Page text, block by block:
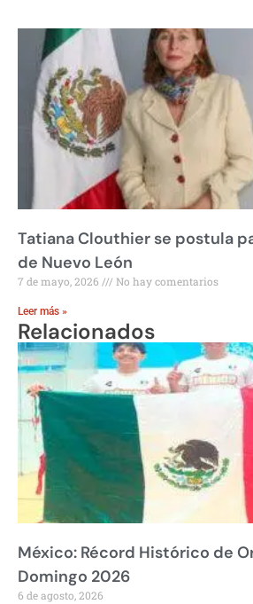
Tatiana Clouthier se postula
de Nuevo León
7 de mayo, 2026 No hay comentarios
Leer más »
Relacionados
México: Récord Histórico de
Domingo 2026
6 de agosto, 2026